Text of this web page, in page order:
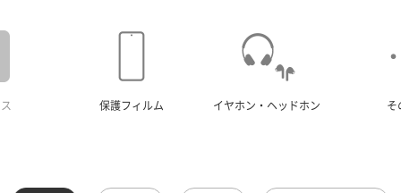
保護フィルム イヤホン・ヘッドホン そ